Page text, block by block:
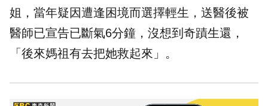
姐，當年疑因遭逢困境而選擇輕生，送醫後被
醫師已宣告已斷氣6分鐘，沒想到奇蹟生還，
「後來媽祖有去把她救起來」。